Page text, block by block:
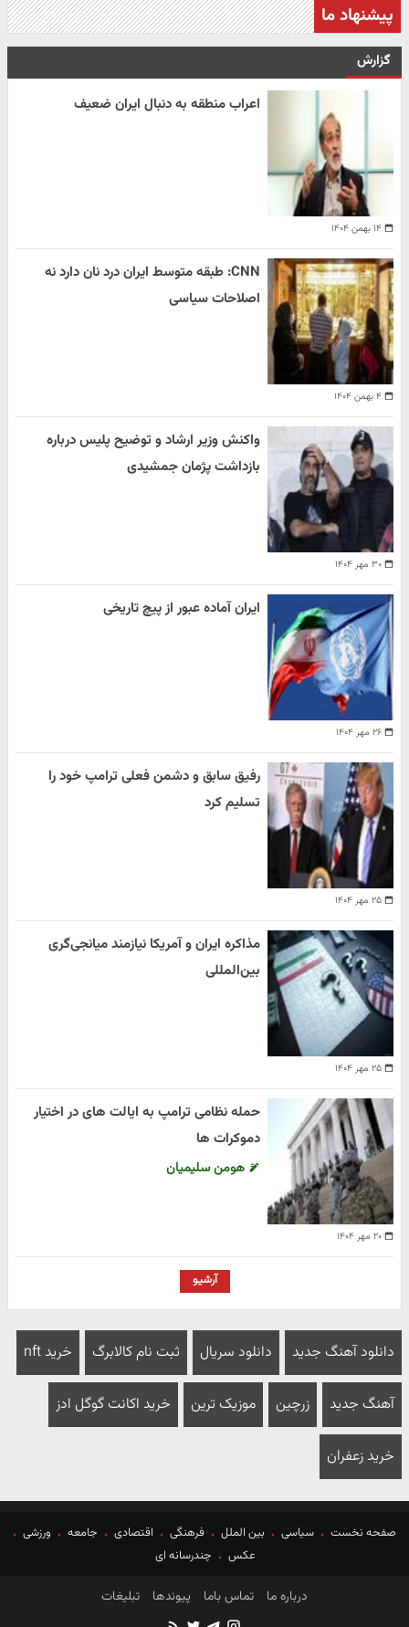
پیشنهاد ما
گزارش
۱۴ بهمن ۱۴۰۴
اعراب منطقه به دنبال ایران ضعیف
۴ بهمن ۱۴۰۴
CNN: طبقه متوسط ایران درد نان دارد نه
اصلاحات سیاسی
۳۰ مهر ۱۴۰۴
واکنش وزیر ارشاد و توضیح پلیس درباره
بازداشت پژمان جمشیدی
۲۶ مهر ۱۴۰۴
ایران آماده عبور از پیچ تاریخی
۲۵ مهر ۱۴۰۴
رفیق سابق و دشمن فعلی ترامپ خود را
تسلیم کرد
۲۵ مهر ۱۴۰۴
مذاکره ایران و آمریکا نیازمند میانجی‌گری
بین‌المللی
۲۰ مهر ۱۴۰۴
حمله نظامی ترامپ به ایالت های در اختیار
دموکرات ها
هومن سلیمیان
آرشیو
دانلود آهنگ جدید دانلود سریال ثبت نام کالابرگ خرید nft
آهنگ جدید زرچین موزیک ترین خرید اکانت گوگل ادز
خرید زعفران
صفحه نخست سیاسی بین الملل فرهنگی اقتصادی جامعه
ورزشی
عکس
چندرسانه ای
درباره ما تماس باما پیوندها تبلیغات